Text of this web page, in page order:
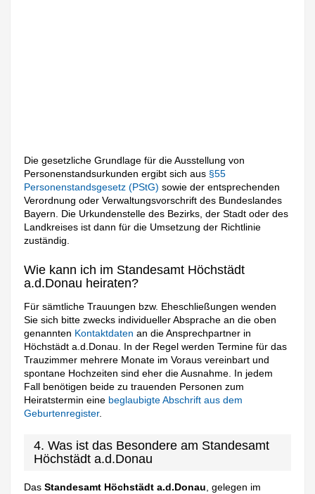
Die gesetzliche Grundlage für die Ausstellung von
Personenstandsurkunden ergibt sich aus §55
Personenstandsgesetz (PStG)sowie der entsprechenden
Verordnung oder Verwaltungsvorschrift des Bundeslandes
Bayern. Die Urkundenstelle des Bezirks, der Stadt oder des
Landkreises ist dann für die Umsetzung der Richtlinie
zuständig.
Wie kann ich im Standesamt Höchstädt
a.d.Donau heiraten?
Für sämtliche Trauungen bzw. Eheschließungen wenden
Sie sich bitte zwecks individueller Absprache an die oben
genannten Kontaktdaten an die Ansprechpartner in
Höchstädt a.d.Donau. In der Regel werden Termine für das
Trauzimmer mehrere Monate im Voraus vereinbart und
spontane Hochzeiten sind eher die Ausnahme. In jedem
Fall benötigen beide zu trauenden Personen zum
Heiratstermin eine beglaubigte Abschrift aus dem
Geburtenregister.
4. Was ist das Besondere am Standesamt
Höchstädt a.d.Donau
DasStandesamt Höchstädt a.d.Donau, gelegen im